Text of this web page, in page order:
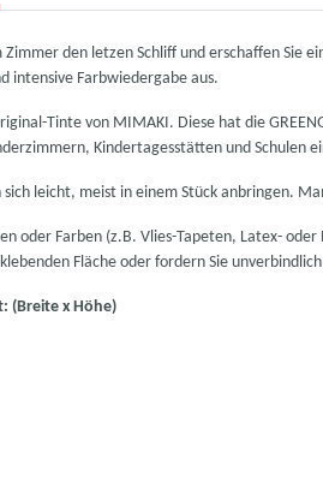
Zimmer den letzen Schliff und erschaffen Sie
intensive Farbwiedergabe aus.
Tinte von MIMAKI. Diese hat die
Kindertagesstätten und Schulen
sich leicht, meist in einem Stück anbringen.
oder Farben (z.B. Vlies-Tapeten, Latex-
Fläche oder fordern Sie
(Breite x Höhe)